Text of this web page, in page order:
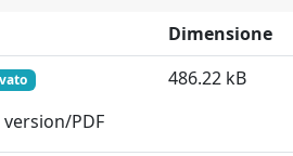
Dimensione
PDF
486.22 kB